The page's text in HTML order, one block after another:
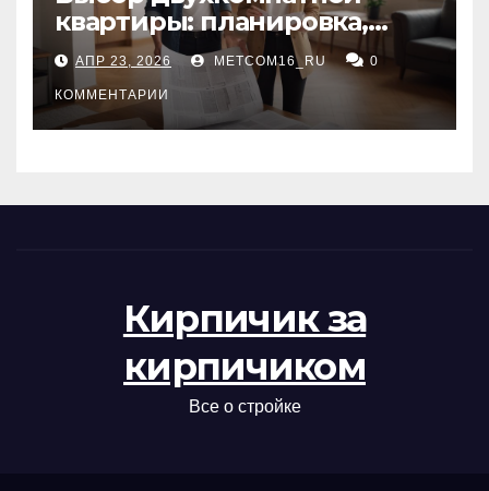
квартиры: планировка,
состояние жилья и
проверка документов
АПР 23, 2026 METCOM16_RU 0
КОММЕНТАРИИ
Кирпичик за
кирпичиком
Все о стройке